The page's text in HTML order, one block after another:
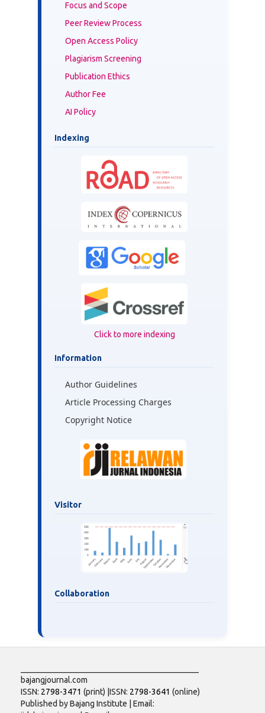
Focus and Scope
Peer Review Process
Open Access Policy
Plagiarism Screening
Publication Ethics
Author Fee
AI Policy
Indexing
Click to more indexing
Information
Author Guidelines
Article Processing Charges
Copyright Notice
Visitor
Collaboration
bajangjournal.com
ISSN: 2798-3471 (print) |ISSN: 2798-3641 (online)
Published by Bajang Institute | Email: